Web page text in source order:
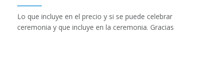
Lo que incluye en el precio y si se puede celebrar
ceremonia y que incluye en la ceremonia. Gracias